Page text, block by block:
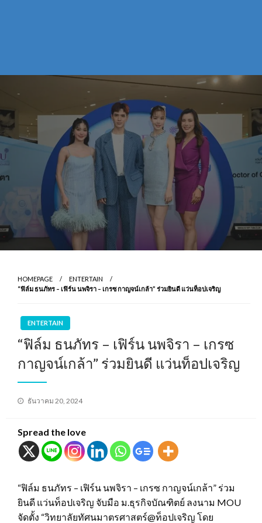
HOMEPAGE
ENTERTAIN
“ฟิล์ม ธนภัทร – เฟิร์น นพจิรา – เกรซ กาญจน์เกล้า” ร่วมยินดี แว่นท็อปเจริญ
ENTERTAIN
“ฟิล์ม ธนภัทร – เฟิร์น นพจิรา – เกรซ
กาญจน์เกล้า” ร่วมยินดี แว่นท็อปเจริญ
Posted
ธันวาคม 20, 2024
Spread the love
“ฟิล์ม ธนภัทร – เฟิร์น นพจิรา – เกรซ กาญจน์เกล้า” ร่วม
ยินดี แว่นท็อปเจริญ จับมือ ม.ธุรกิจบัณฑิตย์ ลงนาม MOU
จัดตั้ง “วิทยาลัยทัศนมาตรศาสตร์@ท็อปเจริญ โดย